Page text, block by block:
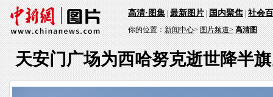
高清·图集|最新图片|国内聚焦|社会
你的位置：新闻中心>图片频道> 高清图
天安门广场为西哈努克逝世降半旗